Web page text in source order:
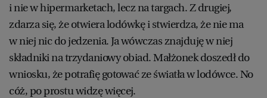
i nie w hipermarketach, lecz na targach. Z drugiej,
zdarza się, że otwiera lodówkę i stwierdza, że nie ma
w niej nic do jedzenia. Ja wówczas znajduję w niej
składniki na trzydaniowy obiad. Małżonek doszedł do
wniosku, że potrafię gotować ze światła w lodówce. No
cóż, po prostu widzę więcej.